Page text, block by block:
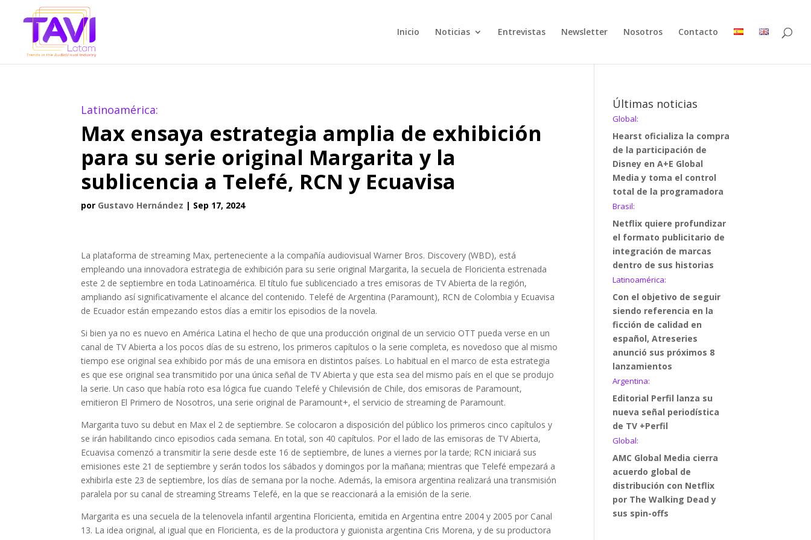
Inicio Noticias Entrevistas Newsletter Nosotros Contacto
Latinoamérica:
Max ensaya estrategia amplia de exhibición
para su serie original Margarita y la
sublicencia a Telefé, RCN y Ecuavisa
por Gustavo Hernández | Sep 17, 2024
La plataforma de streaming Max, perteneciente a la compañía audiovisual Warner Bros. Discovery (WBD), está
empleando una innovadora estrategia de exhibición para su serie original Margarita, la secuela de Floricienta estrenada
este 2 de septiembre en toda Latinoamérica. El título fue sublicenciado a tres emisoras de TV Abierta de la región,
ampliando así significativamente el alcance del contenido. Telefé de Argentina (Paramount), RCN de Colombia y Ecuavisa
de Ecuador están empezando estos días a emitir los episodios de la novela.
Si bien ya no es nuevo en América Latina el hecho de que una producción original de un servicio OTT pueda verse en un
canal de TV Abierta a los pocos días de su estreno, los primeros capítulos o la serie completa, es novedoso que al mismo
tiempo ese original sea exhibido por más de una emisora en distintos países. Lo habitual en el marco de esta estrategia
es que ese original sea transmitido por una única señal de TV Abierta y que esta sea del mismo país en el que se produjo
la serie. Un caso que había roto esa lógica fue cuando Telefé y Chilevisión de Chile, dos emisoras de Paramount,
emitieron El Primero de Nosotros, una serie original de Paramount+, el servicio de streaming de Paramount.
Margarita tuvo su debut en Max el 2 de septiembre. Se colocaron a disposición del público los primeros cinco capítulos y
se irán habilitando cinco episodios cada semana. En total, son 40 capítulos. Por el lado de las emisoras de TV Abierta,
Ecuavisa comenzó a transmitir la serie desde este 16 de septiembre, de lunes a viernes por la tarde; RCN iniciará sus
emisiones este 21 de septiembre y serán todos los sábados y domingos por la mañana; mientras que Telefé empezará a
exhibirla este 23 de septiembre, los días de semana por la noche. Además, la emisora argentina realizará una transmisión
paralela por su canal de streaming Streams Telefé, en la que se reaccionará a la emisión de la serie.
Margarita es una secuela de la telenovela infantil argentina Floricienta, emitida en Argentina entre 2004 y 2005 por Canal
13. La idea original, al igual que en Floricienta, es de la productora y guionista argentina Cris Morena, y de su productora
Últimas noticias
Global:
Hearst oficializa la compra
de la participación de
Disney en A+E Global
Media y toma el control
total de la programadora
Brasil:
Netflix quiere profundizar
el formato publicitario de
integración de marcas
dentro de sus historias
Latinoamérica:
Con el objetivo de seguir
siendo referencia en la
ficción de calidad en
español, Atreseries
anunció sus próximos 8
lanzamientos
Argentina:
Editorial Perfil lanza su
nueva señal periodística
de TV +Perfil
Global:
AMC Global Media cierra
acuerdo global de
distribución con Netflix
por The Walking Dead y
sus spin-offs